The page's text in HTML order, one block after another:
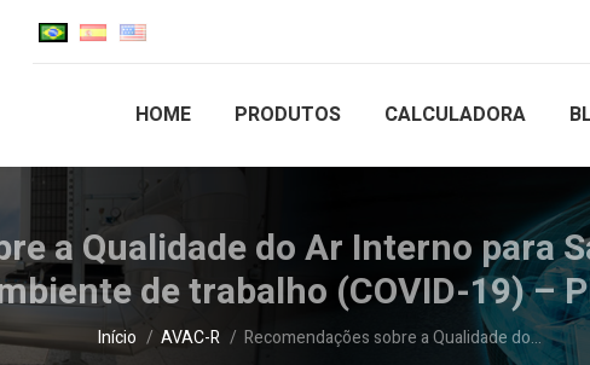
HOME PRODUTOS CALCULADORA
a Qualidade do Ar Interno para
de trabalho (COVID-19) –
Você está aqui:
Início AVAC-R Recomendações sobre a Qualidade do…